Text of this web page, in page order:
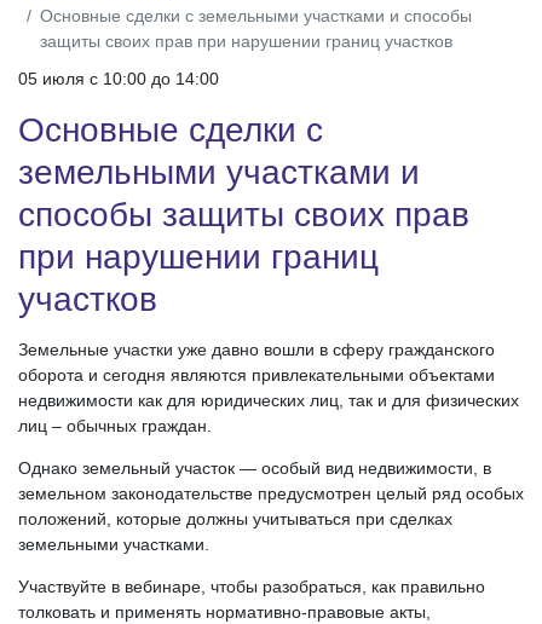
Основные сделки с земельными участками и способы
защиты своих прав при нарушении границ участков
05 июля c 10:00 до 14:00
Основные сделки с
земельными участками и
способы защиты своих прав
при нарушении границ
участков
Земельные участки уже давно вошли в сферу гражданского
оборота и сегодня являются привлекательными объектами
недвижимости как для юридических лиц, так и для физических
лиц – обычных граждан.
Однако земельный участок — особый вид недвижимости, в
земельном законодательстве предусмотрен целый ряд особых
положений, которые должны учитываться при сделках
земельными участками.
Участвуйте в вебинаре, чтобы разобраться, как правильно
толковать и применять нормативно-правовые акты,